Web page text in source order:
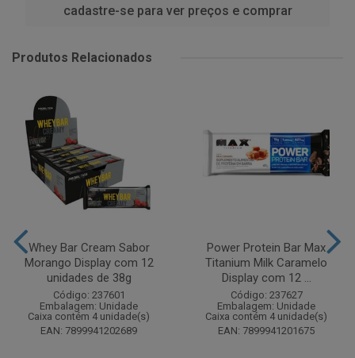
cadastre-se para ver preços e comprar
Produtos Relacionados
Whey Bar Cream Sabor
Morango Display com 12
unidades de 38g
Código: 237601
Embalagem: Unidade
Caixa contém 4 unidade(s)
EAN: 7899941202689
Power Protein Bar Max
Titanium Milk Caramelo
Display com 12 ...
Código: 237627
Embalagem: Unidade
Caixa contém 4 unidade(s)
EAN: 7899941201675